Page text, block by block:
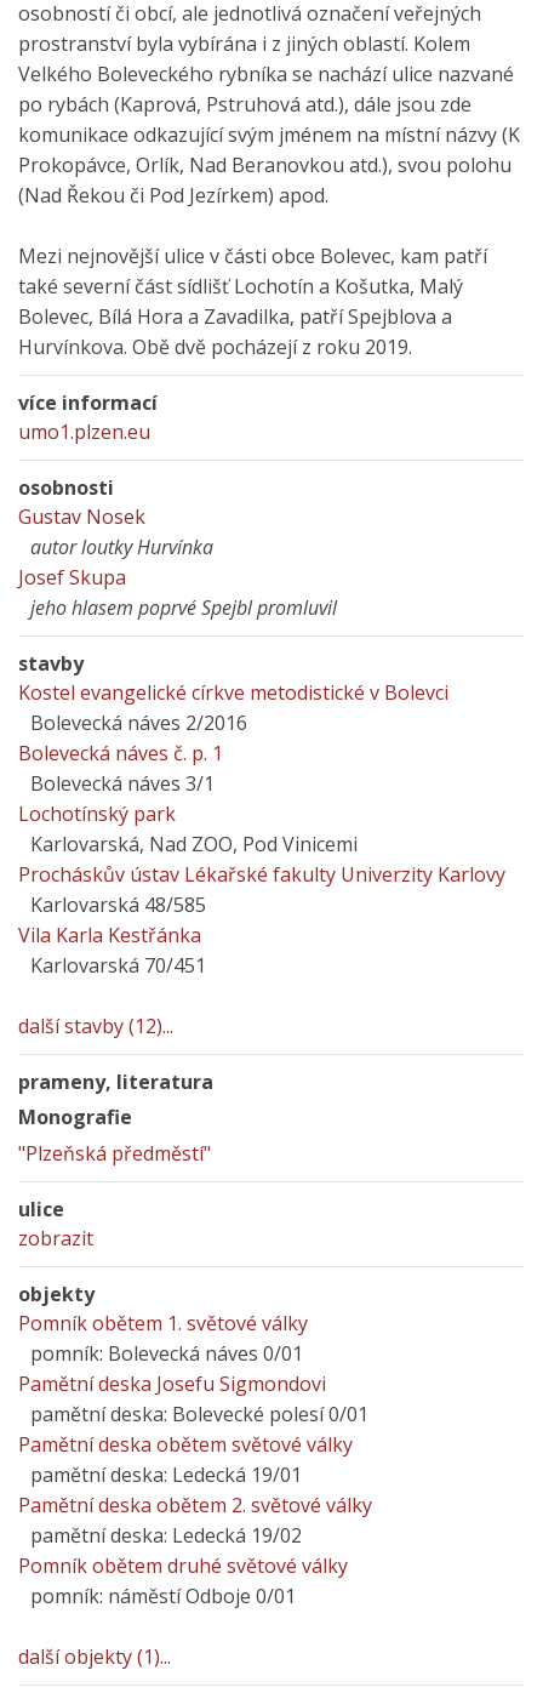
osobností či obcí, ale jednotlivá označení veřejných
prostranství byla vybírána i z jiných oblastí. Kolem
Velkého Boleveckého rybníka se nachází ulice nazvané
po rybách (Kaprová, Pstruhová atd.), dále jsou zde
komunikace odkazující svým jménem na místní názvy (K
Prokopávce, Orlík, Nad Beranovkou atd.), svou polohu
(Nad Řekou či Pod Jezírkem) apod.
Mezi nejnovější ulice v části obce Bolevec, kam patří
také severní část sídlišť Lochotín a Košutka, Malý
Bolevec, Bílá Hora a Zavadilka, patří Spejblova a
Hurvínkova. Obě dvě pocházejí z roku 2019.
více informací
umo1.plzen.eu
osobnosti
Gustav Nosek
autor loutky Hurvínka
Josef Skupa
jeho hlasem poprvé Spejbl promluvil
stavby
Kostel evangelické církve metodistické v Bolevci
Bolevecká náves 2/2016
Bolevecká náves č. p. 1
Bolevecká náves 3/1
Lochotínský park
Karlovarská, Nad ZOO, Pod Vinicemi
Procháskův ústav Lékařské fakulty Univerzity Karlovy
Karlovarská 48/585
Vila Karla Kestřánka
Karlovarská 70/451
další stavby (12)...
prameny, literatura
Monografie
"Plzeňská předměstí"
ulice
zobrazit
objekty
Pomník obětem 1. světové války
pomník: Bolevecká náves 0/01
Pamětní deska Josefu Sigmondovi
pamětní deska: Bolevecké polesí 0/01
Pamětní deska obětem světové války
pamětní deska: Ledecká 19/01
Pamětní deska obětem 2. světové války
pamětní deska: Ledecká 19/02
Pomník obětem druhé světové války
pomník: náměstí Odboje 0/01
další objekty (1)...